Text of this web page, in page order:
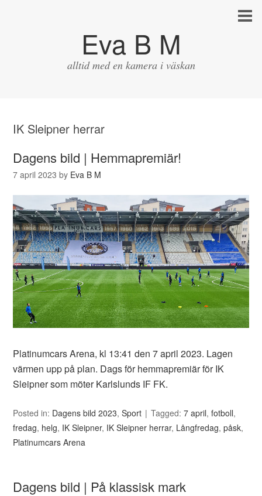
Eva B M
alltid med en kamera i väskan
IK Sleipner herrar
Dagens bild | Hemmapremiär!
7 april 2023 by Eva B M
Platinumcars Arena, kl 13:41 den 7 april 2023. Lagen
värmen upp på plan. Dags för hemmapremiär för IK
Sleipner som möter Karlslunds IF FK.
Posted in: Dagens bild 2023,Sport Tagged:7 april,fotboll,
fredag, helg, IK Sleipner, IK Sleipner herrar, Långfredag,påsk,
Platinumcars Arena
Dagens bild | På klassisk mark